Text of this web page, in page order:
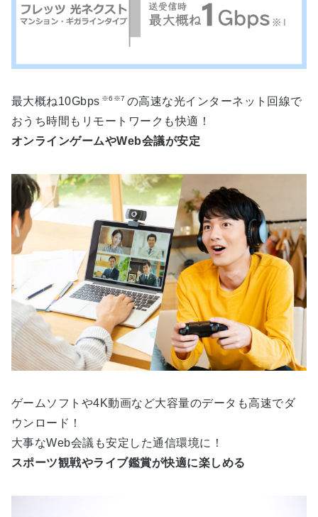
最大概ね10Gbps ※6※7 の高速な光インターネット回線で
おうち時間もリモートワークも快適！
オンラインゲームやWeb会議が安定
ゲームソフトや4K動画など大容量のデータも高速でダ
ウンロード！
大事なWeb会議も安定した通信環境に！
スポーツ観戦やライブ鑑賞が快適に楽しめる